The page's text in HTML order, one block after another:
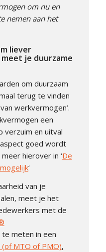
om nu en
nemen aan het
liever
je duurzame
om duurzaam
terug te vinden
werkvermogen’.
een
verzuim en uitval
goed wordt
hierover in ‘De
‘
van je
meet je het
met de
meten in een
MTO of PMO),